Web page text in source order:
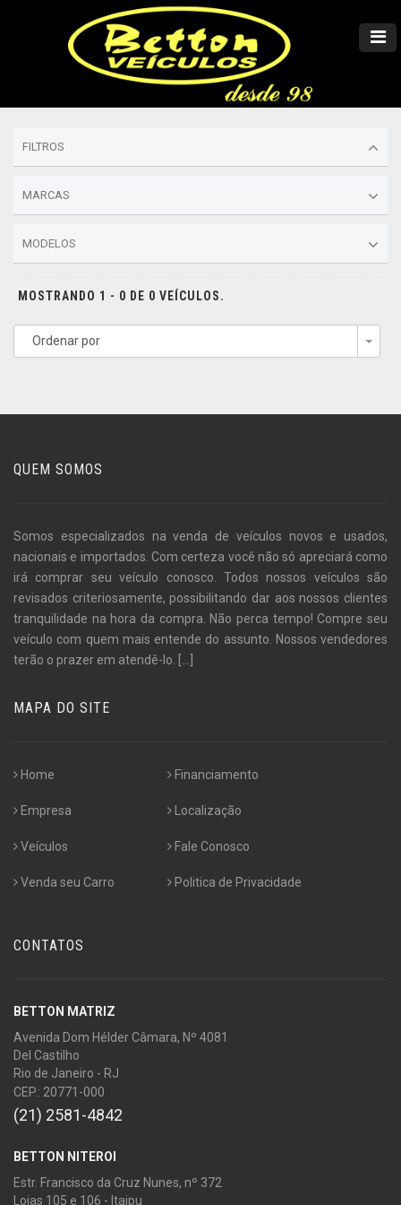
FILTROS
MARCAS
MODELOS
MOSTRANDO 1 - 0 DE 0 VEÍCULOS.
Ordenar por
QUEM SOMOS
Somos especializados na venda de veículos novos e usados,
nacionais e importados. Com certeza você não só apreciará como
irá comprar seu veículo conosco. Todos nossos veículos são
revisados criteriosamente, possibilitando dar aos nossos clientes
tranquilidade na hora da compra. Não perca tempo! Compre seu
veículo com quem mais entende do assunto. Nossos vendedores
terão o prazer em atendê-lo.
MAPA DO SITE
Home
Empresa
Veículos
Venda seu Carro
Financiamento
Localização
Fale Conosco
Politica de Privacidade
CONTATOS
BETTON MATRIZ
Avenida Dom Hélder Câmara, Nº 4081
Del Castilho
Rio de Janeiro - RJ
CEP.: 20771-000
(21) 2581-4842
BETTON NITEROI
Estr. Francisco da Cruz Nunes, nº 372
Lojas 105 e 106 - Itaipu